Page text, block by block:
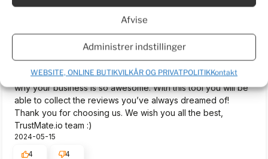
Afvise
Administrer indstillinger
WEBSITE, ONLINE BUTIKVILKÅR OG PRIVATPOLITIKKontakt
TrustMate.io... unverified review
Welcome on board! We are happy to help you simplify the
review process for your customers and let everyone know
why your business is so awesome. With this tool you will be
able to collect the reviews you’ve always dreamed of!
Thank you for choosing us. We wish you all the best,
TrustMate.io team :)
2024-05-15
4
4